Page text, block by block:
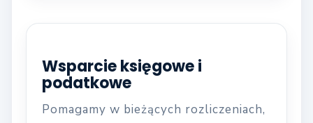
Wsparcie księgowe i
podatkowe
Pomagamy w bieżących rozliczeniach,